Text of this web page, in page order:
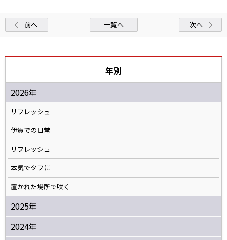
前へ 一覧へ 次へ
年別
2026年
リフレッシュ
伊賀での日常
リフレッシュ
本気でタフに
置かれた場所で咲く
2025年
2024年